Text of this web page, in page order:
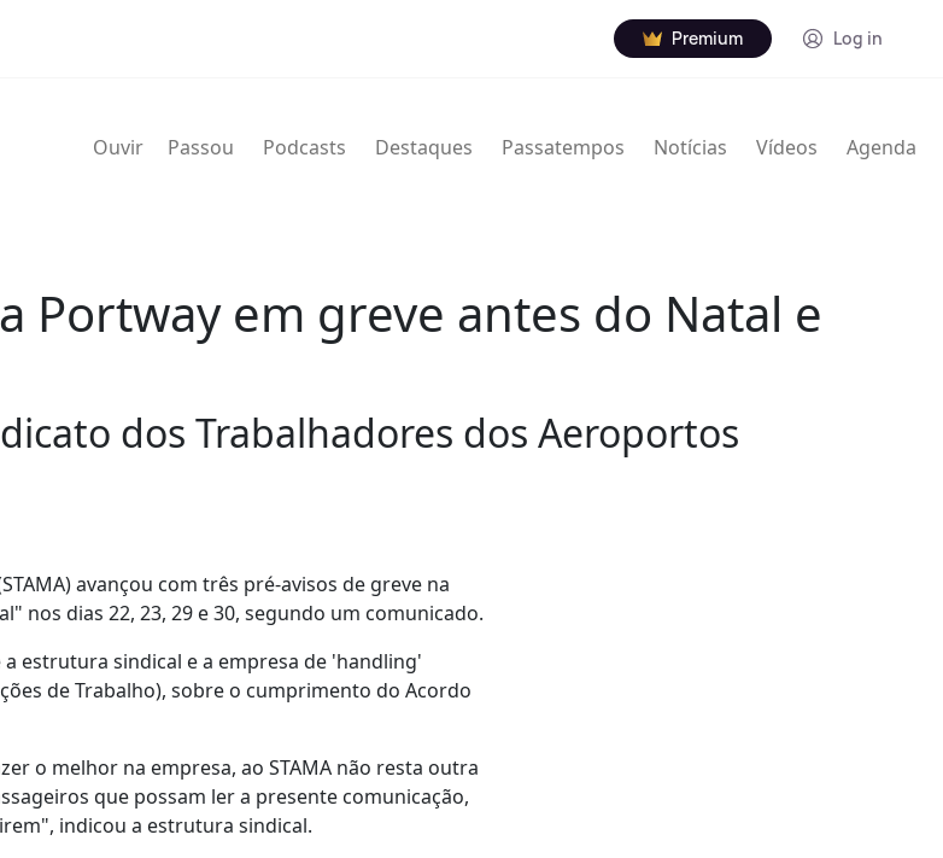
Premium Log in
Ouvir Passou Podcasts Destaques Passatempos Notícias Vídeos Agenda
Portway em greve antes do Natal e
dos Trabalhadores dos Aeroportos
avançou com três pré-avisos de greve na
nos dias 22, 23, 29 e 30, segundo um comunicado.
estrutura sindical e a empresa de 'handling'
de Trabalho), sobre o cumprimento do Acordo
o melhor na empresa, ao STAMA não resta outra
que possam ler a presente comunicação,
indicou a estrutura sindical.